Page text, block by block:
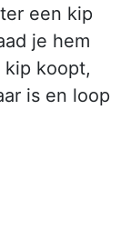
een kip
je hem
koopt,
is en loop